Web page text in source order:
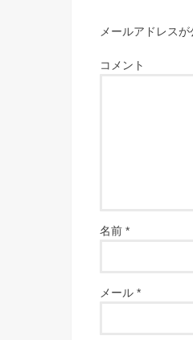
メールアドレス
コメント
名前 *
メール *